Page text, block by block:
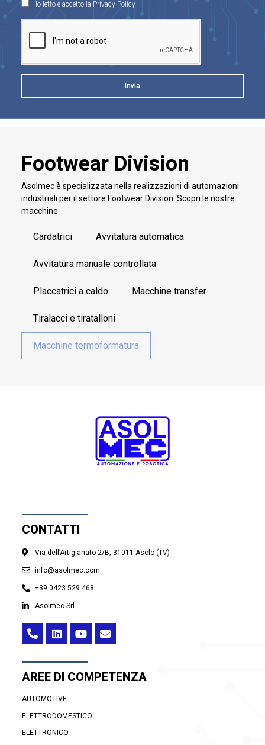
Ho letto e accetto la Privacy Policy
Invia
Footwear Division
Asolmec è specializzata nella realizzazioni di automazioni
industriali per il settore Footwear Division. Scopri le nostre
macchine:
Cardatrici Avvitatura automatica
Avvitatura manuale controllata
Placcatrici a caldo Macchine transfer
Tiralacci e tiratalloni
Macchine termoformatura
CONTATTI
Via dell’Artigianato 2/B, 31011 Asolo (TV)
info@asolmec.com
+39 0423 529 468
Asolmec Srl
AREE DI COMPETENZA
AUTOMOTIVE
ELETTRODOMESTICO
ELETTRONICO